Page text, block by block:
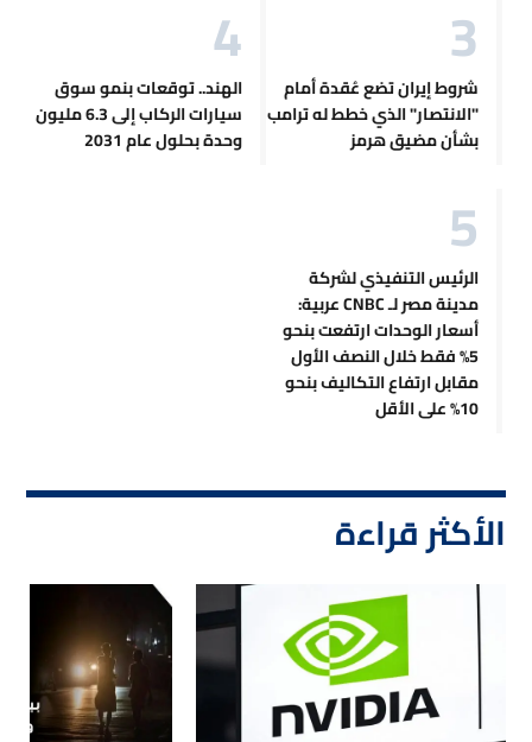
شروط إيران تضع عُقدة أمام
"الانتصار" الذي خطط له ترامب
بشأن مضيق هرمز
الهند.. توقعات بنمو سوق
سيارات الركاب إلى 6.3 مليون
وحدة بحلول عام 2031
الرئيس التنفيذي لشركة
مدينة مصر لـ CNBC عربية:
أسعار الوحدات ارتفعت بنحو
5% فقط خلال النصف الأول
مقابل ارتفاع التكاليف بنحو
10% على الأقل
الأكثر قراءة